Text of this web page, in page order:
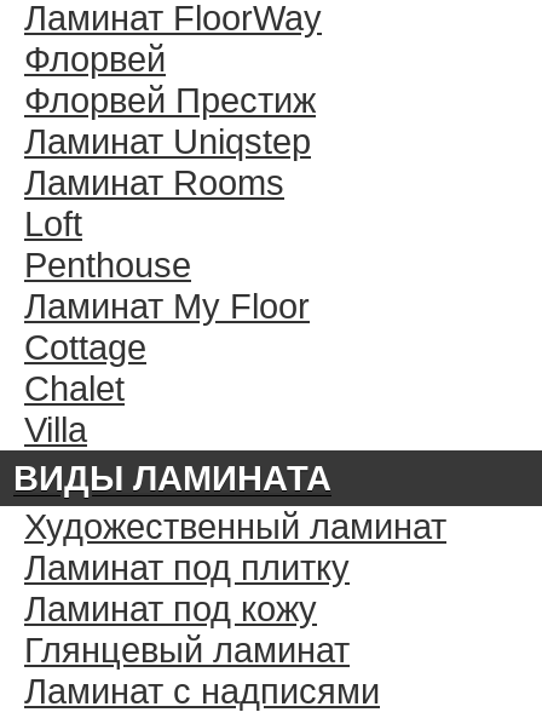
Ламинат FloorWay
Флорвей
Флорвей Престиж
Ламинат Uniqstep
Ламинат Rooms
Loft
Penthouse
Ламинат My Floor
Cottage
Chalet
Villa
ВИДЫ ЛАМИНАТА
Художественный ламинат
Ламинат под плитку
Ламинат под кожу
Глянцевый ламинат
Ламинат с надписями